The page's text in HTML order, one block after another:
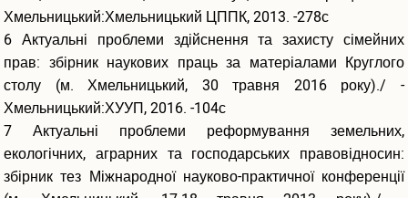
ЕЛЕКТРОННА БІБЛІОТЕКА
Повнотекстні бази книг
Університетські наукові записки
Конференції та наукові заходи
Навчально-методичне забезпечення
Статті НПП університету
Інституційний репозитарій
Хмельницький:Хмельницький ЦППК, 2013. -278с
6 Актуальні проблеми здійснення та захисту сімейних
прав: збірник наукових праць за матеріалами Круглого
столу (м. Хмельницький, 30 травня 2016 року)./ -
Хмельницький:ХУУП, 2016. -104с
7 Актуальні проблеми реформування земельних,
екологічних, аграрних та господарських правовідносин:
збірник тез Міжнародної науково-практичної конференції